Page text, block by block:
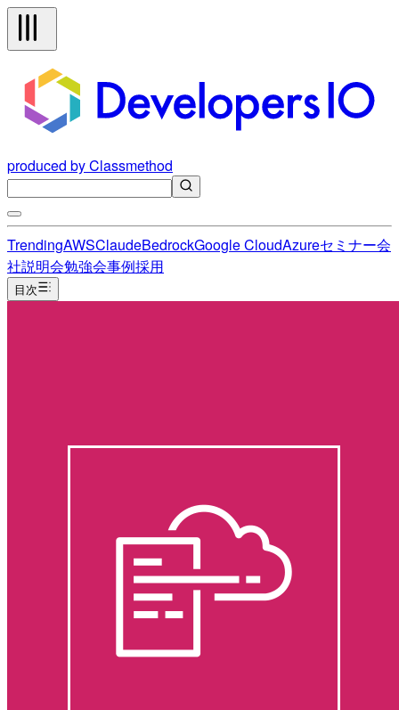
produced by Classmethod
TrendingAWSClaudeBedrockGoogle CloudAzureセミナー会
社説明会勉強会事例採用
目次